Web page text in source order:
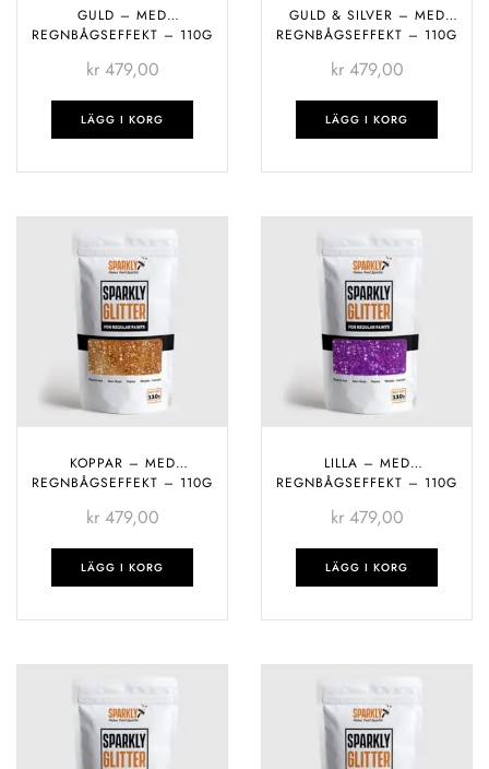
GULD – MED
REGNBÅGSEFFEKT – 110G
kr479,00
LÄGG I KORG
GULD & SILVER – MED
REGNBÅGSEFFEKT – 110G
kr479,00
LÄGG I KORG
KOPPAR – MED
REGNBÅGSEFFEKT – 110G
kr479,00
LÄGG I KORG
LILLA – MED
REGNBÅGSEFFEKT – 110G
kr479,00
LÄGG I KORG